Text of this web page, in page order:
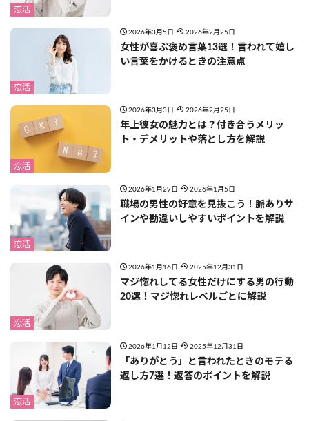
恋活
恋活
2026年3月5日 2026年2月25日
女性が喜ぶ褒め言葉13選！言われて嬉し
い言葉をかけるときの注意点
恋活
2026年3月3日 2026年2月25日
年上彼女の魅力とは？付き合うメリッ
ト・デメリットや落とし方を解説
恋活
2026年1月29日 2026年1月5日
職場の男性の好意を見抜こう！脈ありサ
インや勘違いしやすいポイントを解説
恋活
2026年1月16日 2025年12月31日
マジ惚れしてる女性だけにする男の行動
20選！マジ惚れレベルごとに解説
恋活
2026年1月12日 2025年12月31日
「ありがとう」と言われたときのモテる
返し方7選！返答のポイントを解説